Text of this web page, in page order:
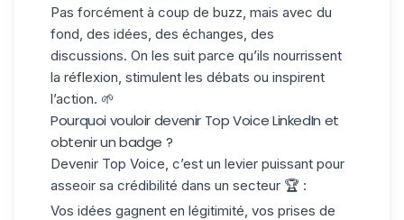
Pas forcément à coup de buzz, mais avec du
fond, des idées, des échanges, des
discussions. On les suit parce qu’ils nourrissent
la réflexion, stimulent les débats ou inspirent
l’action. 🌱
Pourquoi vouloir devenir Top Voice LinkedIn et
obtenir un badge ?
Devenir Top Voice, c’est un levier puissant pour
asseoir sa crédibilité dans un secteur 🏆 :
Vos idées gagnent en légitimité, vos prises de